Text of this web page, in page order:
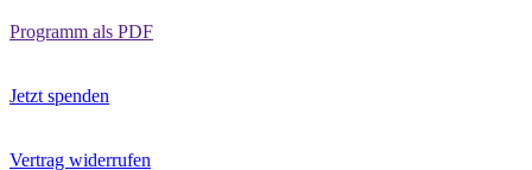
Programm als PDF
Jetzt spenden
Vertrag widerrufen